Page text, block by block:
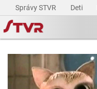
Správy STVR Deti